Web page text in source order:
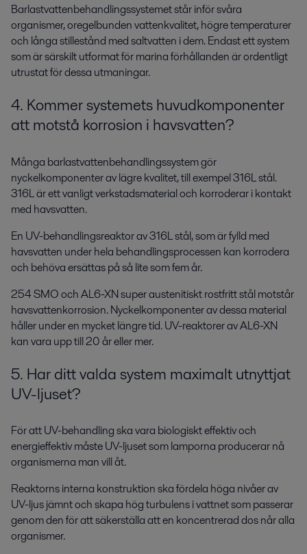
Barlastvattenbehandlingssystemet står inför svåra
organismer, oregelbunden vattenkvalitet, högre temperaturer
och långa stillestånd med saltvatten i dem. Endast ett system
som är särskilt utformat för marina förhållanden är ordentligt
utrustat för dessa utmaningar.
4. Kommer systemets huvudkomponenter
att motstå korrosion i havsvatten?
Många barlastvattenbehandlingssystem gör
nyckelkomponenter av lägre kvalitet, till exempel 316L stål.
316L är ett vanligt verkstadsmaterial och korroderar i kontakt
med havsvatten.
En UV-behandlingsreaktor av 316L stål, som är fylld med
havsvatten under hela behandlingsprocessen kan korrodera
och behöva ersättas på så lite som fem år.
254 SMO och AL6-XN super austenitiskt rostfritt stål motstår
havsvattenkorrosion. Nyckelkomponenter av dessa material
håller under en mycket längre tid. UV-reaktorer av AL6-XN
kan vara upp till 20 år eller mer.
5. Har ditt valda system maximalt utnyttjat
UV-ljuset?
För att UV-behandling ska vara biologiskt effektiv och
energieffektiv måste UV-ljuset som lamporna producerar nå
organismerna man vill åt.
Reaktorns interna konstruktion ska fördela höga nivåer av
UV-ljus jämnt och skapa hög turbulens i vattnet som passerar
genom den för att säkerställa att en koncentrerad dos når alla
organismer.